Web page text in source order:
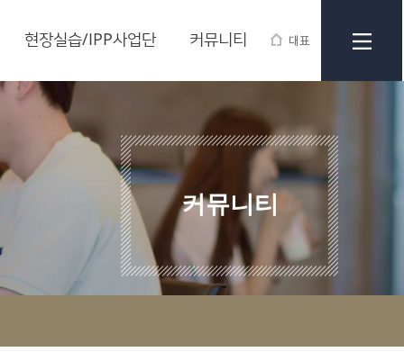
대표
현장실습/IPP사업단 커뮤니티
커뮤니티